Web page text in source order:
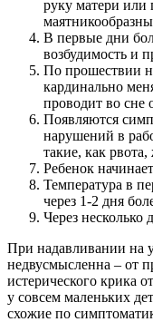
руку матери или
В первые дни
возбудимость и
По прошествии
кардинально
проводит во сне
Появляются
нарушений в
такие, как
Ребенок
Температура в
через 1-2 дня
Через несколько
При надавливании на
недвусмысленна – от
истерического крика
у совсем маленьких
схожие по